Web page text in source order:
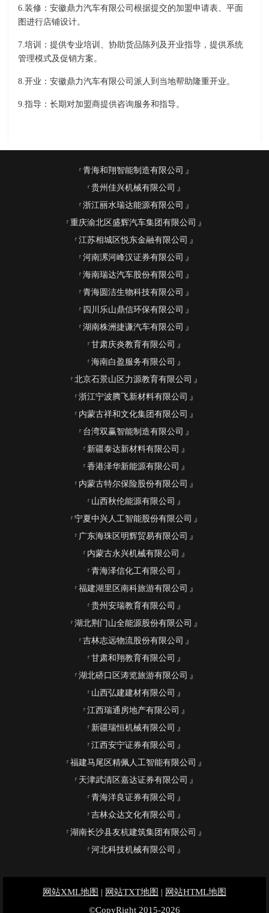
6.装修：安徽鼎力汽车有限公司根据提交的加盟申请表、平面
图进行店铺设计。
7.培训：提供专业培训、协助货品陈列及开业指导，提供系统
管理模式及促销方案。
8.开业：安徽鼎力汽车有限公司派人到当地帮助隆重开业。
9.指导：长期对加盟商提供咨询服务和指导。
青海和翔智能制造有限公司
贵州佳兴机械有限公司
浙江丽水瑞达能源有限公司
重庆渝北区盛辉汽车集团有限公司
江苏相城区悦东金融有限公司
河南漯河峰汉证券有限公司
海南瑞达汽车股份有限公司
青海圆洁生物科技有限公司
四川乐山鼎信环保有限公司
湖南株洲捷谦汽车有限公司
甘肃庆炎教育有限公司
海南白盈服务有限公司
北京石景山区力源教育有限公司
浙江宁波腾飞新材料有限公司
内蒙古祥和文化集团有限公司
台湾双赢智能制造有限公司
新疆泰达新材料有限公司
香港泽华新能源有限公司
内蒙古特尔保险股份有限公司
山西秋伦能源有限公司
宁夏中兴人工智能股份有限公司
广东海珠区明辉贸易有限公司
内蒙古永兴机械有限公司
青海泽信化工有限公司
福建湖里区南科旅游有限公司
贵州安瑞教育有限公司
湖北荆门山全能源股份有限公司
吉林志远物流股份有限公司
甘肃和翔教育有限公司
湖北硚口区涛览旅游有限公司
山西弘建建材有限公司
江西瑞通房地产有限公司
新疆瑞恒机械有限公司
江西安宁证券有限公司
福建马尾区精佩人工智能有限公司
天津武清区嘉达证券有限公司
青海洋良证券有限公司
吉林众达文化有限公司
湖南长沙县友杭建筑集团有限公司
河北科技机械有限公司
网站XML地图 | 网站TXT地图 | 网站HTML地图
©CopyRight 2015-2026